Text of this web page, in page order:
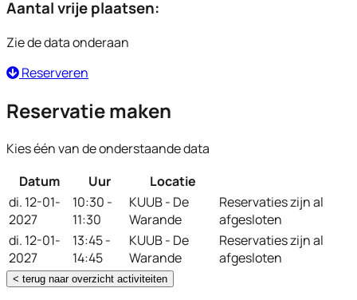
Aantal vrije plaatsen:
Zie de data onderaan
Reserveren
Reservatie maken
Kies één van de onderstaande data
Datum
Uur Locatie
di. 12-01-
2027
10:30 -
11:30
KUUB - De
Warande
Reservaties zijn al
afgesloten
di. 12-01-
2027
13:45 -
14:45
KUUB - De
Warande
Reservaties zijn al
afgesloten
< terug naar overzicht activiteiten